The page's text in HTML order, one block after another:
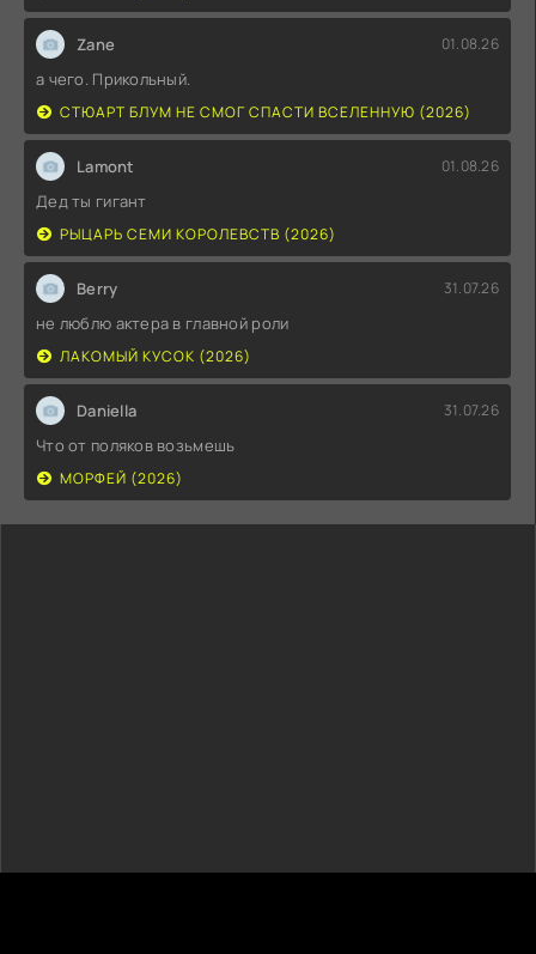
Zane 01.08.26
а чего. Прикольный.
СТЮАРТ БЛУМ НЕ СМОГ СПАСТИ ВСЕЛЕННУЮ (2026)
Lamont 01.08.26
Дед ты гигант
РЫЦАРЬ СЕМИ КОРОЛЕВСТВ (2026)
Berry 31.07.26
не люблю актера в главной роли
ЛАКОМЫЙ КУСОК (2026)
Daniella 31.07.26
Что от поляков возьмешь
МОРФЕЙ (2026)